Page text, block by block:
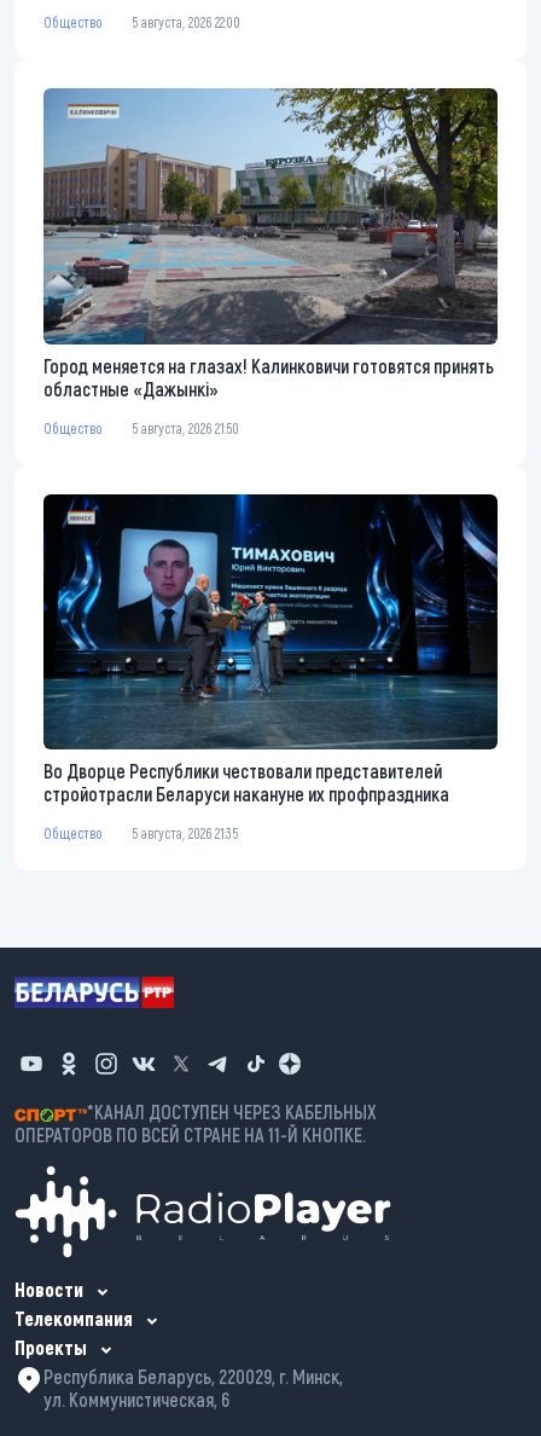
Общество 5 августа, 2026 22:00
Город меняется на глазах! Калинковичи готовятся принять
областные «Дажынкі»
Общество 5 августа, 2026 21:50
Во Дворце Республики чествовали представителей
стройотрасли Беларуси накануне их профпраздника
Общество 5 августа, 2026 21:35
*КАНАЛ ДОСТУПЕН ЧЕРЕЗ КАБЕЛЬНЫХ
ОПЕРАТОРОВ ПО ВСЕЙ СТРАНЕ НА 11-Й КНОПКЕ.
Новости
Телекомпания
Проекты
Республика Беларусь, 220029, г. Минск,
ул. Коммунистическая, 6